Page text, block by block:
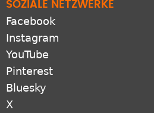
SOZIALE NETZWERKE
Facebook
Instagram
YouTube
Pinterest
Bluesky
X